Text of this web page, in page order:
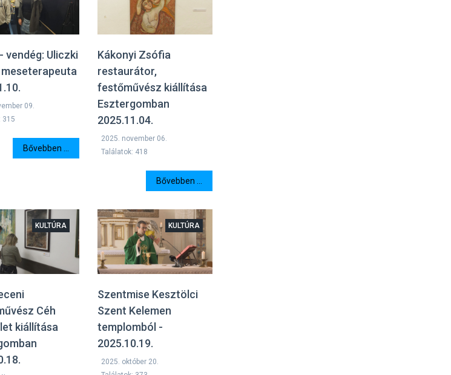
vendég: Uliczki
meseterapeuta
09.
315
Bővebben ...
Kákonyi Zsófia
restaurátor,
festőművész kiállítása
Esztergomban
2025.11.04.
2025. november 06.
Találatok: 418
Bővebben ...
Céh
kiállítása
KULTÚRA
Szentmise Kesztölci
Szent Kelemen
templomból -
2025.10.19.
KULTÚRA
2025. október 20.